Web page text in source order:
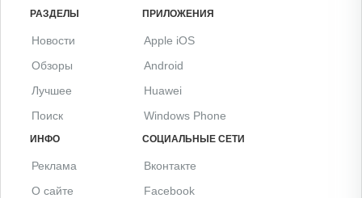
РАЗДЕЛЫ
Новости
Обзоры
Лучшее
Поиск
ПРИЛОЖЕНИЯ
Apple iOS
Android
Huawei
Windows Phone
ИНФО
Реклама
О сайте
СОЦИАЛЬНЫЕ СЕТИ
Вконтакте
Facebook